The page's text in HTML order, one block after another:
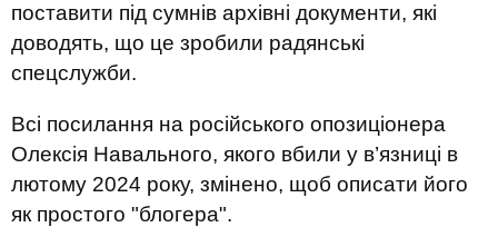
поставити під сумнів архівні документи, які
доводять, що це зробили радянські
спецслужби.
Всі посилання на російського опозиціонера
Олексія Навального, якого вбили у в’язниці в
лютому 2024 року, змінено, щоб описати його
як простого "блогера".